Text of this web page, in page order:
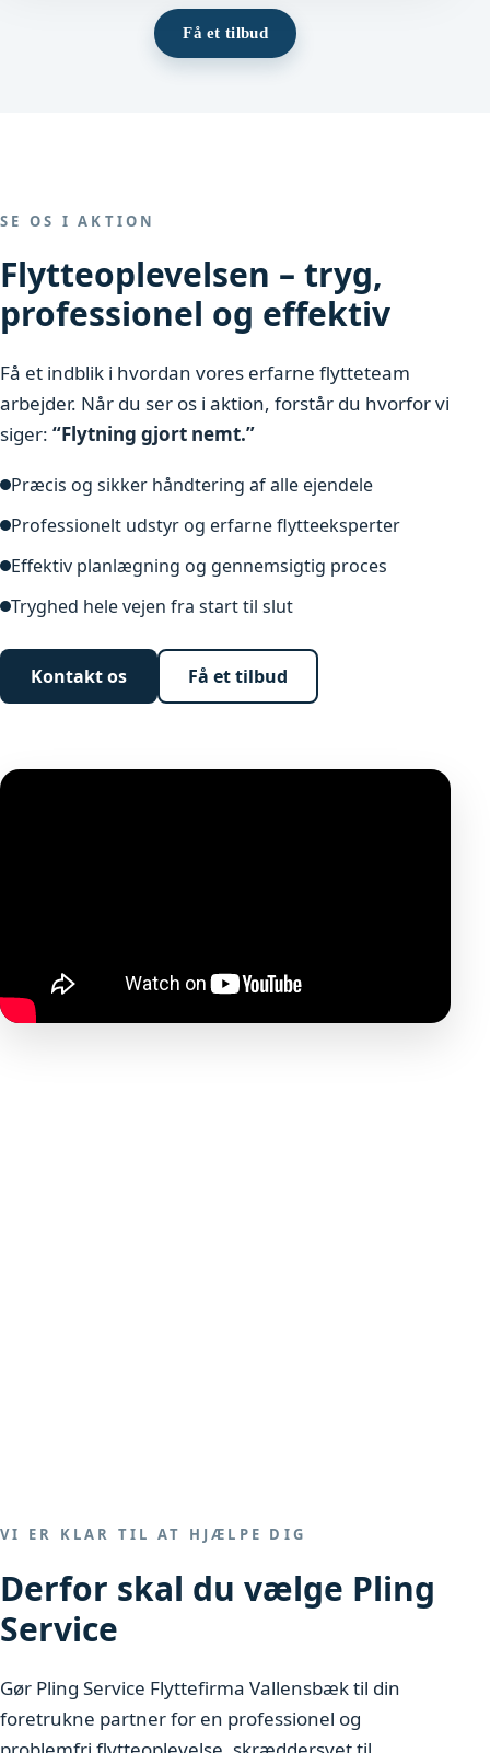
Få et tilbud
SE OS I AKTION
Flytteoplevelsen – tryg,
professionel og effektiv
Få et indblik i hvordan vores erfarne flytteteam
arbejder. Når du ser os i aktion, forstår du hvorfor vi
siger: “Flytning gjort nemt.”
Præcis og sikker håndtering af alle ejendele
Professionelt udstyr og erfarne flytteeksperter
Effektiv planlægning og gennemsigtig proces
Tryghed hele vejen fra start til slut
Kontakt os Få et tilbud
VI ER KLAR TIL AT HJÆLPE DIG
Derfor skal du vælge Pling
Service
Gør Pling Service Flyttefirma Vallensbæk til din
foretrukne partner for en professionel og